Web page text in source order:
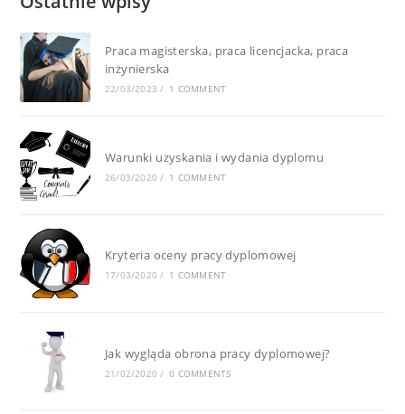
Praca magisterska, praca licencjacka, praca
inżynierska
22/03/2023 / 1 COMMENT
Warunki uzyskania i wydania dyplomu
26/03/2020 / 1 COMMENT
Kryteria oceny pracy dyplomowej
17/03/2020 / 1 COMMENT
Jak wygląda obrona pracy dyplomowej?
21/02/2020 / 0 COMMENTS